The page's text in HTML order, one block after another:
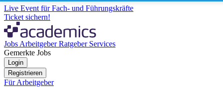
Live Event für Fach- und Führungskräfte
Ticket sichern!
Jobs ArbeitgeberRatgeber Services
Gemerkte Jobs
Login
Registrieren
Für Arbeitgeber